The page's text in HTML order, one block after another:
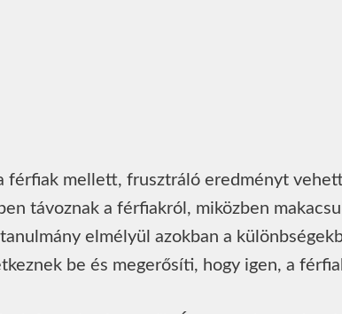
férfiak mellett, frusztráló eredményt
távoznak a férfiakról, miközben
elmélyül azokban a
be és megerősíti, hogy igen, a